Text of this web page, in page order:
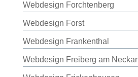
Webdesign Forchtenberg
Webdesign Forst
Webdesign Frankenthal
Webdesign Freiberg am Neckar